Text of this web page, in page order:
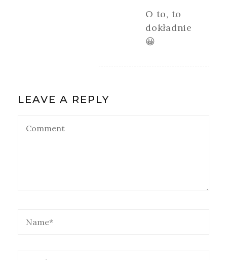
O to, to
dokładnie
😀
LEAVE A REPLY